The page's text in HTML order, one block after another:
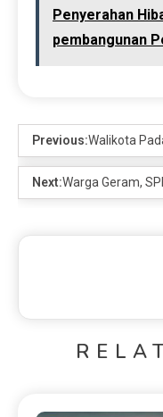
Penyerahan
pembangunan
Previous:Walikota
Next:Warga Geram,